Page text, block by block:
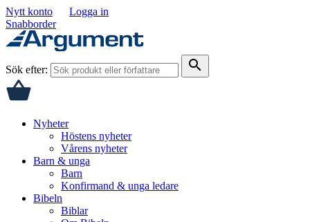
Nytt konto
Logga in
Snabborder
Sök efter: search
Nyheter
Höstens nyheter
Vårens nyheter
Barn & unga
Barn
Konfirmand & unga ledare
Bibeln
Biblar